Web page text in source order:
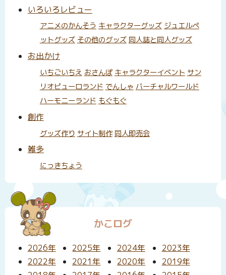
いろいろレビュー
アニメのかんそう キャラクターグッズ ジュエルペ
ットグッズ その他のグッズ 同人誌と同人グッズ
お出かけ
いちごいちえ おさんぽ キャラクターイベント サン
リオピューロランド でんしゃ バーチャルワールド
ハーモニーランド もぐもぐ
創作
グッズ作り サイト制作 同人即売会
雑多
にっきちょう
かこログ
2026年 2025年 2024年
2023年
2022年
2021年 2020年
2019年